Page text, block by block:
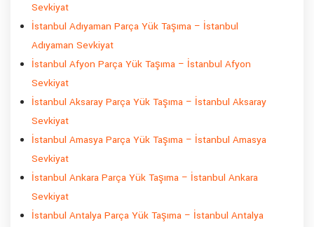
Sevkiyat
İstanbul Adıyaman Parça Yük Taşıma – İstanbul
Adıyaman Sevkiyat
İstanbul Afyon Parça Yük Taşıma – İstanbul Afyon
Sevkiyat
İstanbul Aksaray Parça Yük Taşıma – İstanbul Aksaray
Sevkiyat
İstanbul Amasya Parça Yük Taşıma – İstanbul Amasya
Sevkiyat
İstanbul Ankara Parça Yük Taşıma – İstanbul Ankara
Sevkiyat
İstanbul Antalya Parça Yük Taşıma – İstanbul Antalya